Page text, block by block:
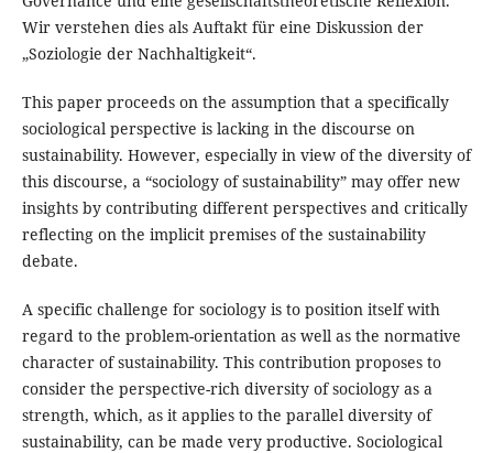
Wir verstehen dies als Auftakt für eine Diskussion der
„Soziologie der Nachhaltigkeit“.
This paper proceeds on the assumption that a specifically
sociological perspective is lacking in the discourse on
sustainability. However, especially in view of the diversity of
this discourse, a “sociology of sustainability” may offer new
insights by contributing different perspectives and critically
reflecting on the implicit premises of the sustainability
debate.
A specific challenge for sociology is to position itself with
regard to the problem-orientation as well as the normative
character of sustainability. This contribution proposes to
consider the perspective-rich diversity of sociology as a
strength, which, as it applies to the parallel diversity of
sustainability, can be made very productive. Sociological